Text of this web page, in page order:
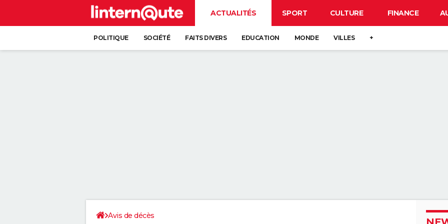
ACTUALITÉS SPORT CULTURE FINANCE
POLITIQUE SOCIÉTÉ FAITS DIVERS EDUCATION MONDE VILLES +
Avis de décès